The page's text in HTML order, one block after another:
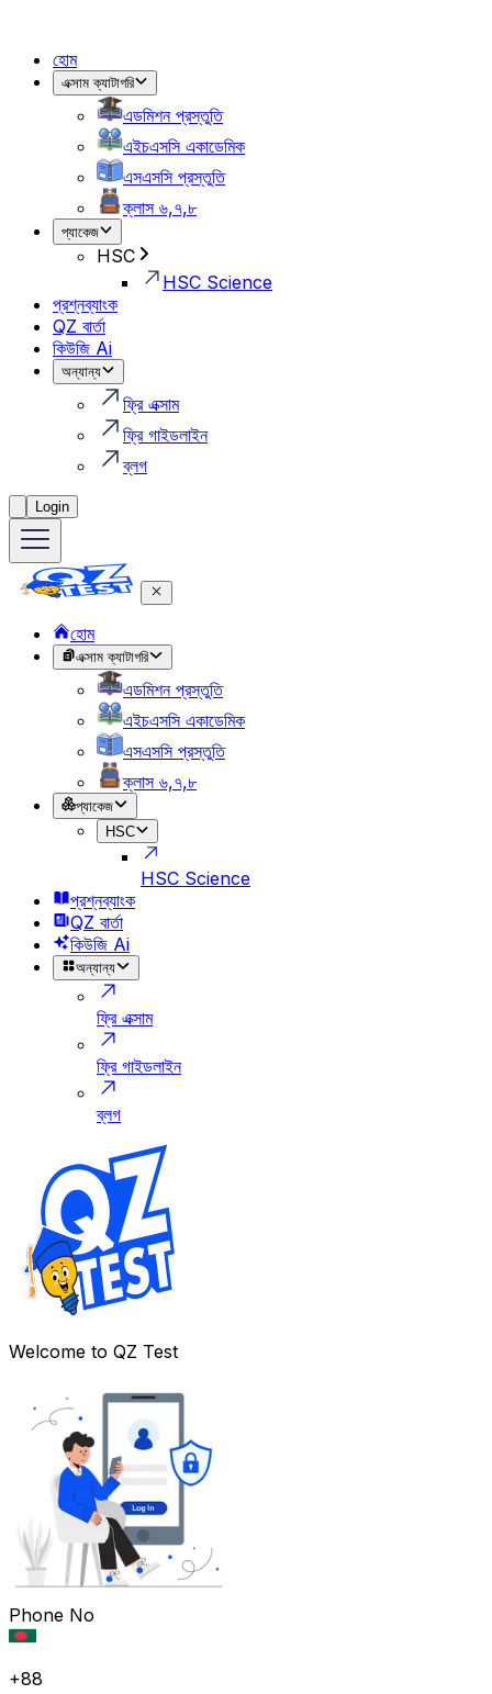
হোম
এক্সাম ক্যাটাগরি
এডমিশন প্রস্তুতি
এইচএসসি একাডেমিক
এসএসসি প্রস্তুতি
ক্লাস ৬,৭,৮
প্যাকেজ
HSC
HSC Science
প্রশ্নব্যাংক
QZ বার্তা
কিউজি Ai
অন্যান্য
ফ্রি এক্সাম
ফ্রি গাইডলাইন
ব্লগ
Login
হোম
এক্সাম ক্যাটাগরি
এডমিশন প্রস্তুতি
এইচএসসি একাডেমিক
এসএসসি প্রস্তুতি
ক্লাস ৬,৭,৮
প্যাকেজ
HSC
HSC Science
প্রশ্নব্যাংক
QZ বার্তা
কিউজি Ai
অন্যান্য
ফ্রি এক্সাম
ফ্রি গাইডলাইন
ব্লগ
Welcome to QZ Test
Phone No
+88